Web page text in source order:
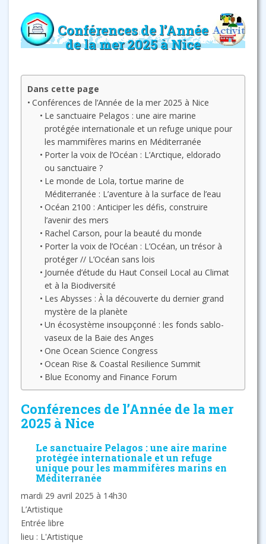
Conférences de l’Année
de la mer 2025 à Nice
Dans cette page
Conférences de l’Année de la mer 2025 à Nice
Le sanctuaire Pelagos : une aire marine
protégée internationale et un refuge unique pour
les mammifères marins en Méditerranée
Porter la voix de l’Océan : L’Arctique, eldorado
ou sanctuaire ?
Le monde de Lola, tortue marine de
Méditerranée : L’aventure à la surface de l’eau
Océan 2100 : Anticiper les défis, construire
l’avenir des mers
Rachel Carson, pour la beauté du monde
Porter la voix de l’Océan : L’Océan, un trésor à
protéger // L’Océan sans lois
Journée d’étude du Haut Conseil Local au Climat
et à la Biodiversité
Les Abysses : À la découverte du dernier grand
mystère de la planète
Un écosystème insoupçonné : les fonds sablo-
vaseux de la Baie des Anges
One Ocean Science Congress
Ocean Rise & Coastal Resilience Summit
Blue Economy and Finance Forum
Conférences de l’Année de la mer
2025 à Nice
Le sanctuaire Pelagos : une aire marine
protégée internationale et un refuge
unique pour les mammifères marins en
Méditerranée
mardi 29 avril 2025 à 14h30
L’Artistique
Entrée libre
lieu : L'Artistique